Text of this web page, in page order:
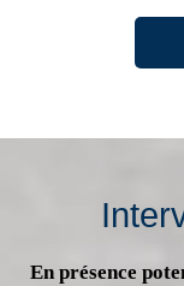
En présence